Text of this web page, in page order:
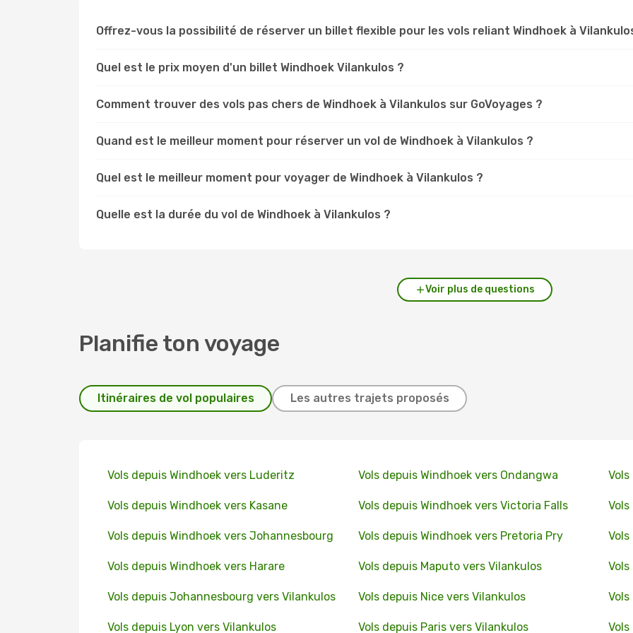
Offrez-vous la possibilité de réserver un billet flexible pour les vols reliant Windhoek à
Quel est le prix moyen d'un billet Windhoek Vilankulos ?
Comment trouver des vols pas chers de Windhoek à Vilankulos sur GoVoyages ?
Quand est le meilleur moment pour réserver un vol de Windhoek à Vilankulos ?
Quel est le meilleur moment pour voyager de Windhoek à Vilankulos ?
Quelle est la durée du vol de Windhoek à Vilankulos ?
Voir plus de questions
Planifie ton voyage
Itinéraires de vol populaires Les autres trajets proposés
Vols depuis Windhoek vers Luderitz Vols depuis Windhoek vers Ondangwa
Vols depuis Windhoek vers Kasane Vols depuis Windhoek vers Victoria Falls
Vols depuis Windhoek vers Johannesbourg Vols depuis Windhoek vers Pretoria Pry
Vols depuis Windhoek vers Harare Vols depuis Maputo vers Vilankulos
Vols depuis Johannesbourg vers Vilankulos Vols depuis Nice vers Vilankulos
Vols depuis Lyon vers Vilankulos Vols depuis Paris vers Vilankulos